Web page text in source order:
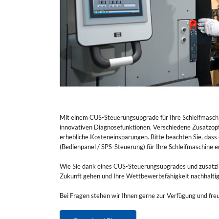
Mit einem CUS-Steuerungsupgrade für Ihre
innovativen Diagnosefunktionen. Verschiedene
erhebliche Kosteneinsparungen. Bitte beachten Sie,
(Bedienpanel / SPS-Steuerung) für Ihre
Wie Sie dank eines CUS-Steuerungsupgrades und
Zukunft gehen und Ihre Wettbewerbsfähigkeit
Bei Fragen stehen wir Ihnen gerne zur Verfügung und